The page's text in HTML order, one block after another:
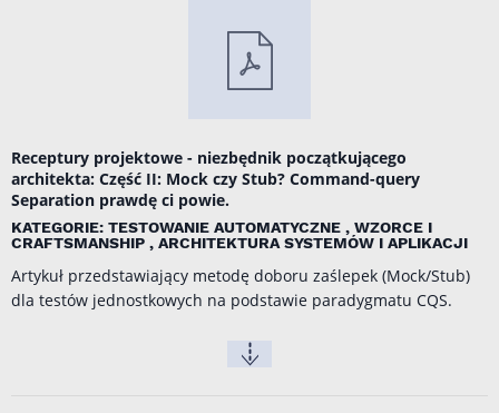
Receptury projektowe - niezbędnik początkującego
architekta: Część II: Mock czy Stub? Command-query
Separation prawdę ci powie.
KATEGORIE: TESTOWANIE AUTOMATYCZNE , WZORCE I
CRAFTSMANSHIP , ARCHITEKTURA SYSTEMÓW I APLIKACJI
Artykuł przedstawiający metodę doboru zaślepek (Mock/Stub)
dla testów jednostkowych na podstawie paradygmatu CQS.